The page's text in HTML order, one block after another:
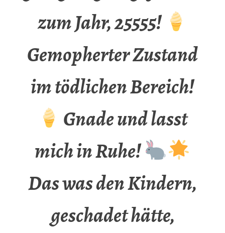
zum Jahr, 25555!
Gemopherter Zustand
im tödlichen Bereich!
Gnade und lasst
mich in Ruhe!
Das was den Kindern,
geschadet hätte,